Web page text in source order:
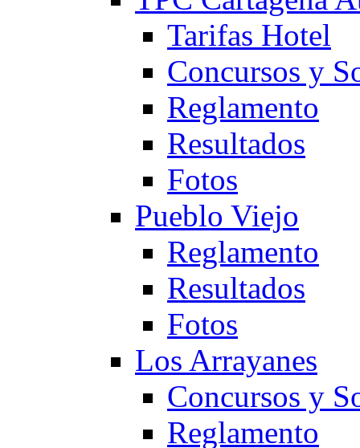
Tarifas Hotel
Concursos y
Reglamento
Resultados
Fotos
Pueblo Viejo
Reglamento
Resultados
Fotos
Los Arrayanes
Concursos y
Reglamento